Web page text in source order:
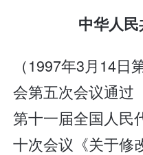
中华人
（1997年3月14
会第五次会议通
第十一届全国人民
十次会议《关于修